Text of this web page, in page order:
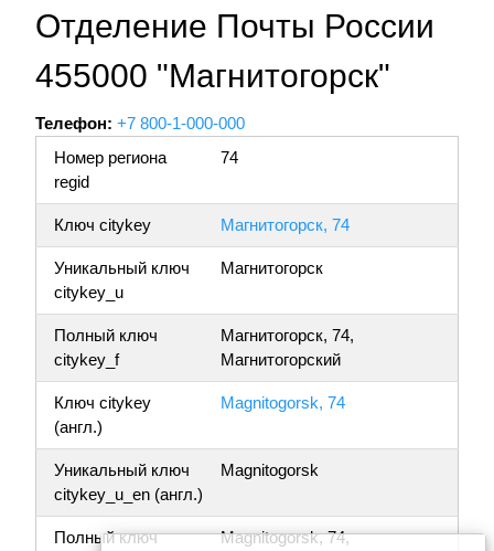
Отделение Почты России
455000 "Магнитогорск"
Телефон: +7 800-1-000-000
Номер региона
regid
74
Ключ citykey Магнитогорск, 74
Уникальный ключ
citykey_u
Магнитогорск
Полный ключ
citykey_f
Магнитогорск, 74,
Магнитогорский
Ключ citykey
(англ.)
Magnitogorsk, 74
Уникальный ключ
citykey_u_en (англ.)
Magnitogorsk
Полный ключ
Magnitogorsk, 74,